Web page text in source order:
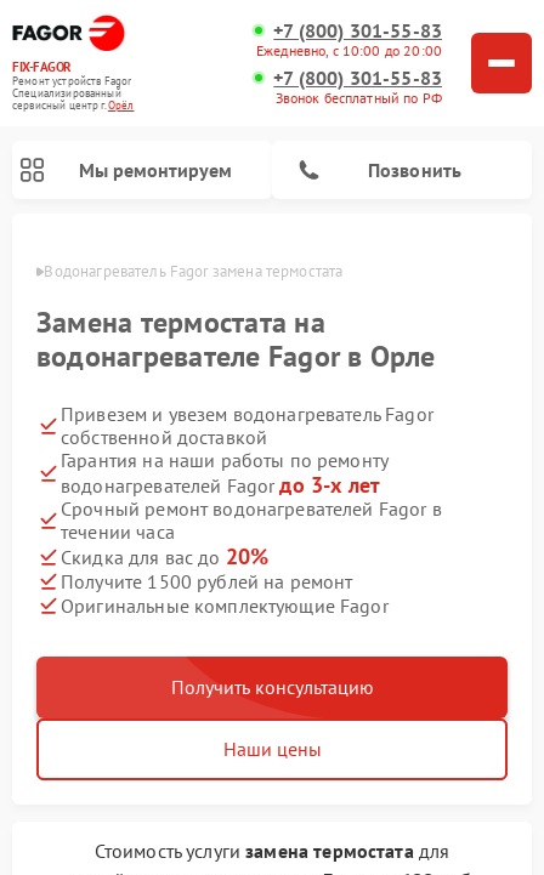
FIX-FAGOR
Ремонт устройств Fagor
Специализированный
cервисный центр г.Орёл
+7 (800) 301-55-83
Ежедневно, с 10:00 до 20:00
+7 (800) 301-55-83
Звонок бесплатный по РФ
Мы ремонтируем Позвонить
Орле Водонагреватель Fagor замена термостата
Замена термостата на
водонагревателе Fagor в Орле
Привезем и увезем водонагреватель Fagor
собственной доставкой
Гарантия на наши работы по ремонту
водонагревателей Fagorдо 3-х лет
Срочный ремонт водонагревателей Fagor в
течении часа
Скидка для вас до 20%
Получите 1500 рублей на ремонт
Оригинальные комплектующие Fagor
Получить консультацию
Наши цены
Стоимость услугизамена термостатадля